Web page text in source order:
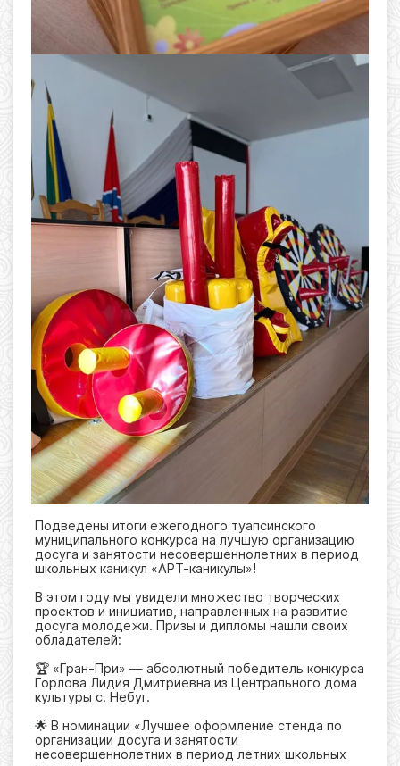
Подведены итоги ежегодного туапсинского
муниципального конкурса на лучшую организацию
досуга и занятости несовершеннолетних в период
школьных каникул «АРТ-каникулы»!
В этом году мы увидели множество творческих
проектов и инициатив, направленных на развитие
досуга молодежи. Призы и дипломы нашли своих
обладателей:
🏆 «Гран-При» — абсолютный победитель конкурса
Горлова Лидия Дмитриевна из Центрального дома
культуры с. Небуг.
🌟 В номинации «Лучшее оформление стенда по
организации досуга и занятости
несовершеннолетних в период летних школьных